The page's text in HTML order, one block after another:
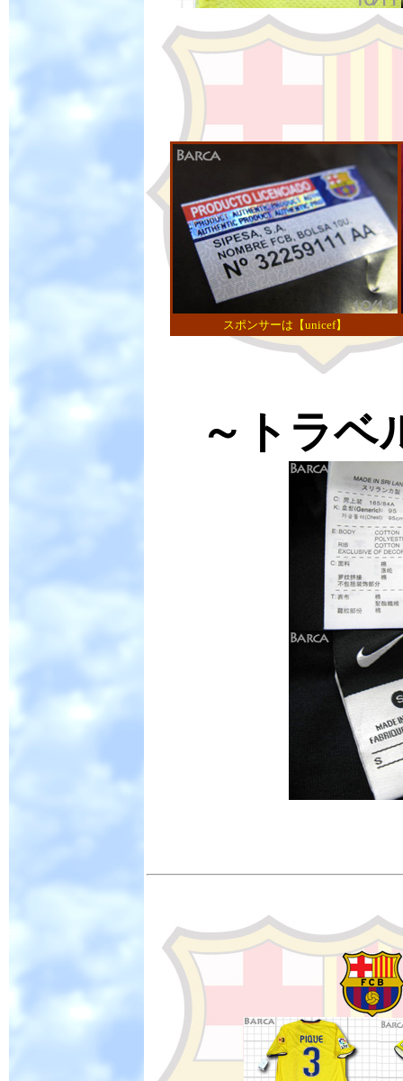
スポンサーは【unicef】
～ トラ